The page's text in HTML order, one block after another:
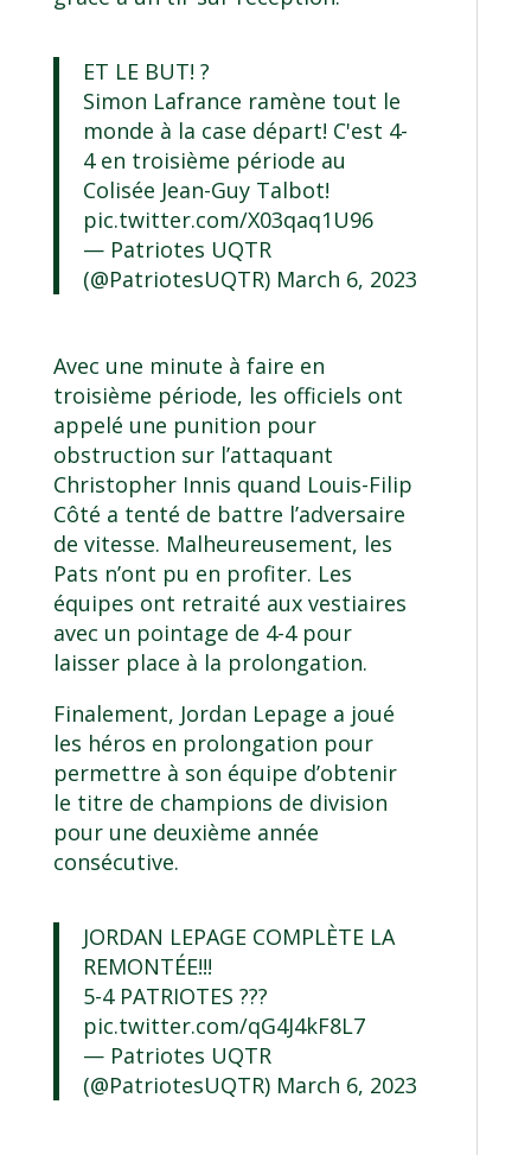
ET LE BUT! ?
Simon Lafrance ramène tout le
monde à la case départ! C'est 4-
4 en troisième période au
Colisée Jean-Guy Talbot!
pic.twitter.com/X03qaq1U96
— Patriotes UQTR
(@PatriotesUQTR) March 6, 2023
Avec une minute à faire en
troisième période, les officiels ont
appelé une punition pour
obstruction sur l’attaquant
Christopher Innis quand Louis-Filip
Côté a tenté de battre l’adversaire
de vitesse. Malheureusement, les
Pats n’ont pu en profiter. Les
équipes ont retraité aux vestiaires
avec un pointage de 4-4 pour
laisser place à la prolongation.
Finalement, Jordan Lepage a joué
les héros en prolongation pour
permettre à son équipe d’obtenir
le titre de champions de division
pour une deuxième année
consécutive.
JORDAN LEPAGE COMPLÈTE LA
REMONTÉE!!!
5-4 PATRIOTES ???
pic.twitter.com/qG4J4kF8L7
— Patriotes UQTR
(@PatriotesUQTR) March 6, 2023